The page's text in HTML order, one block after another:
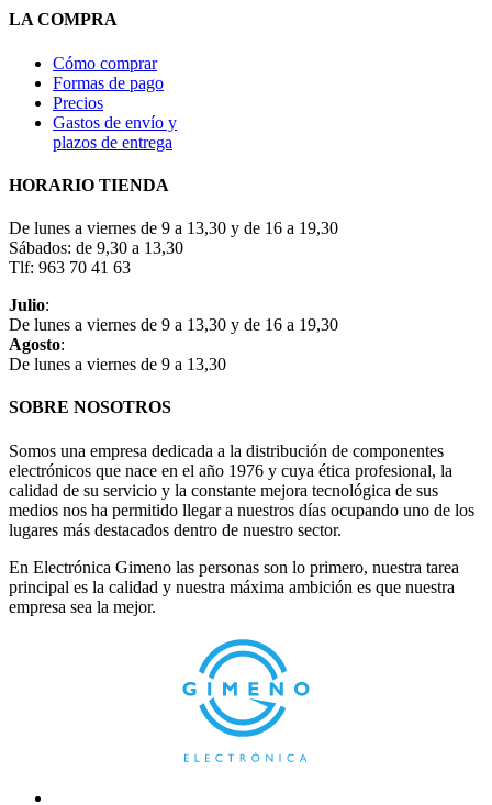
LA COMPRA
Cómo comprar
Formas de pago
Precios
Gastos de envío y
plazos de entrega
HORARIO TIENDA
De lunes a viernes de 9 a 13,30 y de 16 a 19,30
Sábados: de 9,30 a 13,30
Tlf: 963 70 41 63
Julio:
De lunes a viernes de 9 a 13,30 y de 16 a 19,30
Agosto:
De lunes a viernes de 9 a 13,30
SOBRE NOSOTROS
Somos una empresa dedicada a la distribución de componentes
electrónicos que nace en el año 1976 y cuya ética profesional, la
calidad de su servicio y la constante mejora tecnológica de sus
medios nos ha permitido llegar a nuestros días ocupando uno de los
lugares más destacados dentro de nuestro sector.
En Electrónica Gimeno las personas son lo primero, nuestra tarea
principal es la calidad y nuestra máxima ambición es que nuestra
empresa sea la mejor.